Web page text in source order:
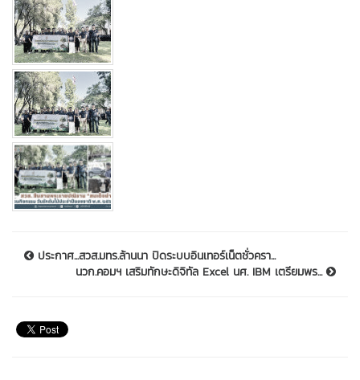
ประกาศ...สวส.มทร.ล้านนา ปิดระบบอินเทอร์เน็ตชั่วครา...
นวก.คอมฯ เสริมทักษะดิจิทัล Excel นศ. IBM เตรียมพร...